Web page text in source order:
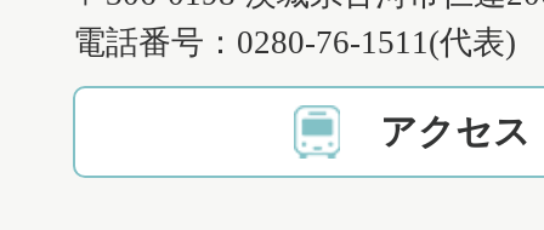
電話番号：0280-76-1511(代表)
アクセス